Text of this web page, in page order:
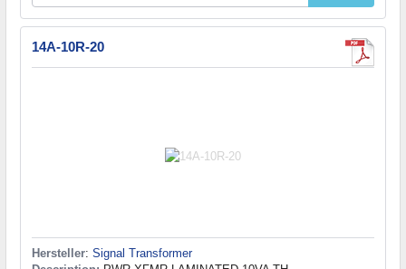
14A-10R-20
Hersteller: Signal Transformer